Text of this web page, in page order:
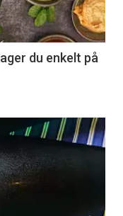
du enkelt på